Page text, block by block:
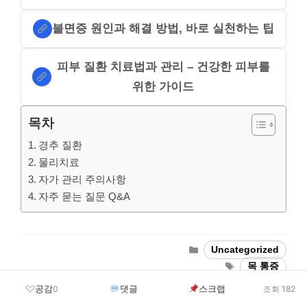
불면증 원인과 해결 방법, 바로 실천하는 팁
피부 질환 치료법과 관리 – 건강한 피부를
위한 가이드
목차
경추 질환
물리치료
자가 관리 주의사항
자주 묻는 질문 Q&A
Categories
Uncategorized
Tags목 통증
공감0 댓글 스크랩 조회 182